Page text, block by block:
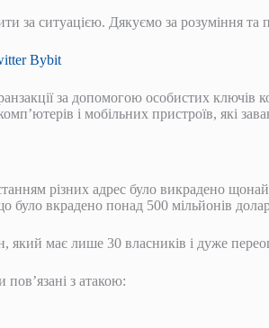
за ситуацією. Дякуємо за розуміння та
Bybit
за допомогою особистих
і мобільних пристроїв, які
різних адрес було викрадено
вкрадено понад 500 мільйонів
який має лише 30 власників і дуже
пов’язані з атакою: